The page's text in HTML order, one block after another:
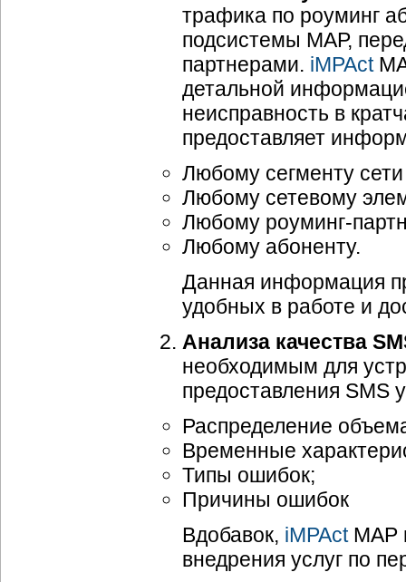
трафика по роуминг
подсистемы МАР,
партнерами. iMPAct
детальной
неисправность в
предоставляет
Любому сегменту
Любому сетевому
Любому роуминг-
Любому абоненту.
Данная информация
удобных в работе и
Анализа качества
необходимым для
предоставления SMS
Распределение
Временные
Типы ошибок;
Причины ошибок
Вдобавок, iMPActMAP
внедрения услуг по